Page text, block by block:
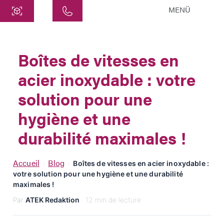
Siemensstraße 47
25462 Rellingen
info@atek.de
+49 4101 7953-0
Ouvrir le chat
Nom
Nom de l'entreprise
MENÜ
Boîtes de vitesses en
acier inoxydable : votre
solution pour une
hygiène et une
durabilité maximales !
Accueil Blog
Boîtes de vitesses en acier inoxydable :
votre solution pour une hygiène et une durabilité
maximales !
Par ATEK Redaktion · 12 min de lecture